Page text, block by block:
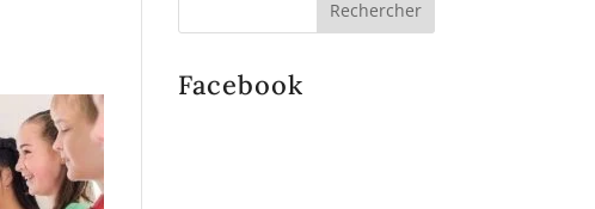
Facebook